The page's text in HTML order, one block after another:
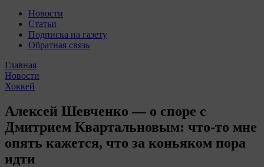
Новости
Статьи
Подписка на газету
Обратная связь
Главная
Новости
Хоккей
Алексей Шевченко — о споре с
Дмитрием Квартальновым: что-то мне
опять кажется, что за коньяком пора
идти